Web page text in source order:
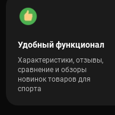
Удобный функционал
Характеристики, отзывы,
сравнение и обзоры
новинок товаров для
спорта